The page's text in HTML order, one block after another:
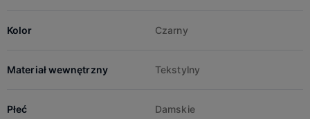
Kolor Czarny
Materiał wewnętrzny Tekstylny
Płeć Damskie